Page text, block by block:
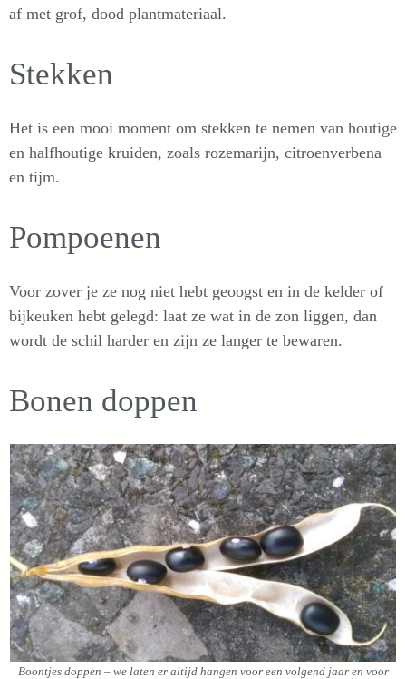
af met grof, dood plantmateriaal.
Stekken
Het is een mooi moment om stekken te nemen van houtige
en halfhoutige kruiden, zoals rozemarijn, citroenverbena
en tijm.
Pompoenen
Voor zover je ze nog niet hebt geoogst en in de kelder of
bijkeuken hebt gelegd: laat ze wat in de zon liggen, dan
wordt de schil harder en zijn ze langer te bewaren.
Bonen doppen
Boontjes doppen – we laten er altijd hangen voor een volgend jaar en voor